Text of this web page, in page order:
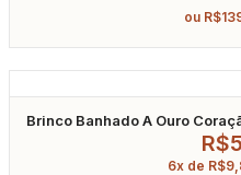
ou R$
Brinco Banhado A Ouro
R$
6x de R$